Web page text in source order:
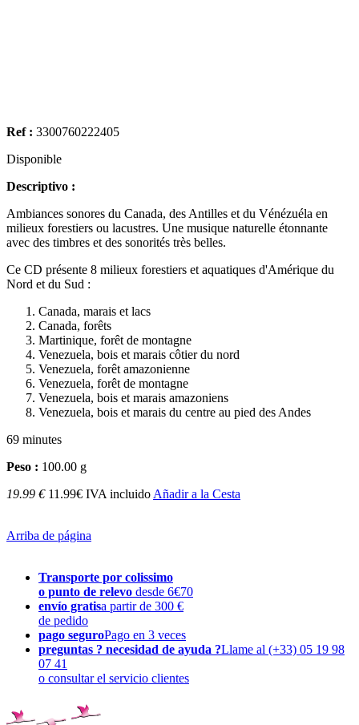
Ref : 3300760222405
Disponible
Descriptivo :
Ambiances sonores du Canada, des Antilles et du Vénézuéla en
milieux forestiers ou lacustres. Une musique naturelle étonnante
avec des timbres et des sonorités très belles.
Ce CD présente 8 milieux forestiers et aquatiques d'Amérique du
Nord et du Sud :
Canada, marais et lacs
Canada, forêts
Martinique, forêt de montagne
Venezuela, bois et marais côtier du nord
Venezuela, forêt amazonienne
Venezuela, forêt de montagne
Venezuela, bois et marais amazoniens
Venezuela, bois et marais du centre au pied des Andes
69 minutes
Peso : 100.00 g
19.99 € 11.99€ IVA incluido Añadir a la Cesta
Arriba de página
Transporte por colissimo
o punto de relevo desde 6€70
envío gratisa partir de 300 €
de pedido
pago seguroPago en 3 veces
preguntas ? necesidad de ayuda ?Llame al (+33) 05 19 98
07 41
o consultar el servicio clientes